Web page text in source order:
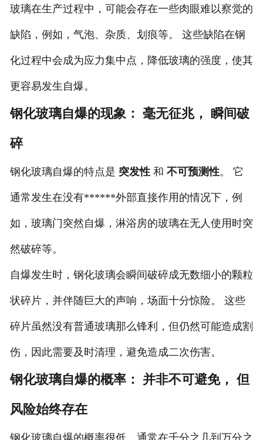
玻璃在生产过程中，可能会存在一些肉眼难以察觉的
缺陷，例如，气泡、杂质、划痕等。 这些缺陷在钢
化过程中会成为应力集中点，降低玻璃的强度，使其
更容易发生自爆。
钢化玻璃自爆的现象： 毫无征兆， 瞬间破
碎
钢化玻璃自爆的特点是 突发性和 不可预测性。 它
通常发生在没有******外部直接作用的情况下，例
如，玻璃门突然自爆，淋浴房的玻璃在无人使用时突
然破碎等。
自爆发生时，钢化玻璃会瞬间破碎成无数细小的颗粒
状碎片，并伴随巨大的声响，场面十分惊险。 这些
碎片虽然没有普通玻璃那么锋利，但仍然可能造成割
伤，因此需要及时清理，避免造成二次伤害。
钢化玻璃自爆的概率： 并非不可避免， 但
风险始终存在
钢化玻璃自爆的概率很低，通常在千分之几到万分之